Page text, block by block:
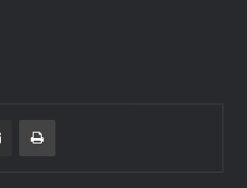
Deli po epošti Natisni